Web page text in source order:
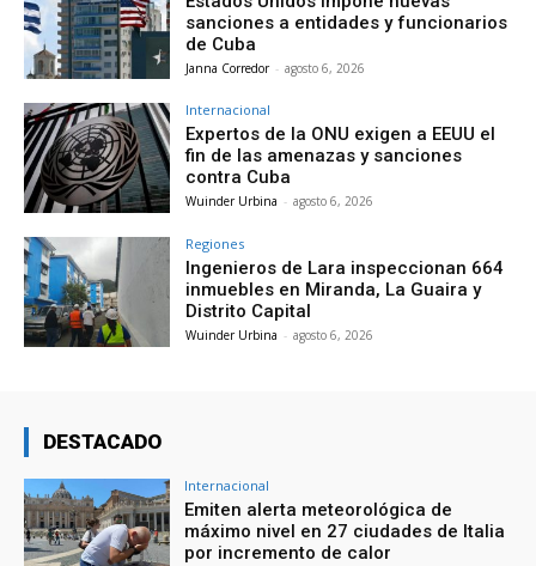
sanciones a entidades y funcionarios
de Cuba
Janna Corredor - agosto 6, 2026
Internacional
Expertos de la ONU exigen a EEUU el
fin de las amenazas y sanciones
contra Cuba
Wuinder Urbina - agosto 6, 2026
Regiones
Ingenieros de Lara inspeccionan 664
inmuebles en Miranda, La Guaira y
Distrito Capital
Wuinder Urbina - agosto 6, 2026
DESTACADO
Internacional
Emiten alerta meteorológica de
máximo nivel en 27 ciudades de Italia
por incremento de calor